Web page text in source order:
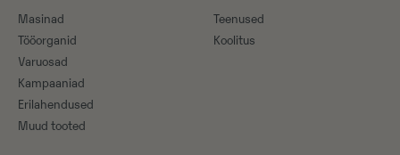
Masinad
Tööorganid
Varuosad
Kampaaniad
Erilahendused
Muud tooted
Teenused
Koolitus